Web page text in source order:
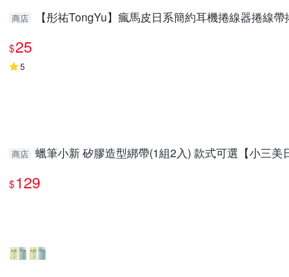
商店 【彤祐TongYu】瘋馬皮日系簡約耳機捲線器捲線帶
$25
5
商店 蠟筆小新 矽膠造型綁帶(1組2入) 款式可選【小三美
$129